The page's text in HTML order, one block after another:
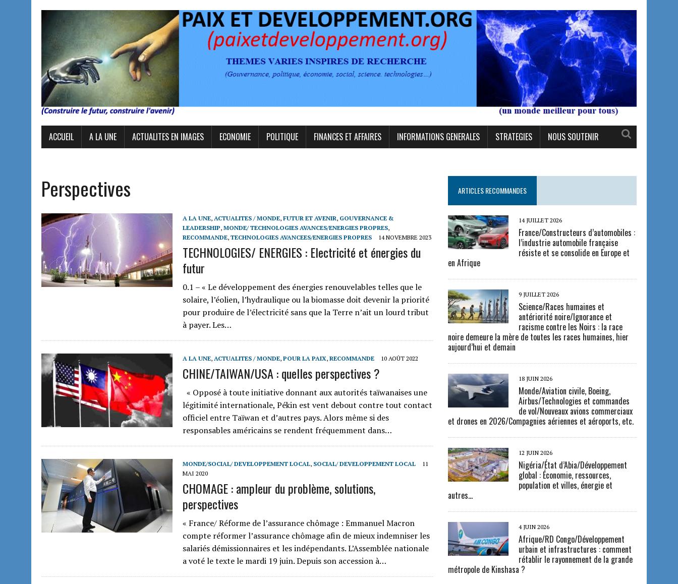
ACCUEIL A LA UNE ACTUALITES EN IMAGES ECONOMIE POLITIQUE FINANCES ET AFFAIRES INFORMATIONS GENERALES STRATEGIES NOUS SOUTENIR
Perspectives
A LA UNE, ACTUALITES / MONDE, FUTUR ET AVENIR, GOUVERNANCE &
LEADERSHIP, MONDE/ TECHNOLOGIES AVANCES/ENERGIES PROPRES,
RECOMMANDE, TECHNOLOGIES AVANCEES/ENERGIES PROPRES 14 NOVEMBRE 2023
TECHNOLOGIES/ ENERGIES : Electricité et énergies du
futur
0.1 – « Le développement des énergies renouvelables telles que le
solaire, l’éolien, l’hydraulique ou la biomasse doit devenir la priorité
pour produire de l’électricité sans que la Terre n’ait un lourd tribut
à payer. Les…
A LA UNE, ACTUALITES / MONDE, POUR LA PAIX, RECOMMANDE 10 AOÛT 2022
CHINE/TAIWAN/USA : quelles perspectives ?
« Opposé à toute initiative donnant aux autorités taïwanaises une
légitimité internationale, Pékin est vent debout contre tout contact
officiel entre Taïwan et d’autres pays. Alors même si des
responsables américains se rendent fréquemment dans…
MONDE/SOCIAL/ DEVELOPPEMENT LOCAL, SOCIAL/ DEVELOPPEMENT LOCAL
11
MAI 2020
CHOMAGE : ampleur du problème, solutions,
perspectives
« France/ Réforme de l’assurance chômage : Emmanuel Macron
compte réformer l’assurance chômage afin de mieux indemniser les
salariés démissionnaires et les indépendants. L’Assemblée nationale
a voté le texte le mardi 19 juin. Depuis son accession à…
ARTICLES RECOMMANDES
14 JUILLET 2026
France/Constructeurs d’automobiles :
l’industrie automobile française
résiste et se consolide en Europe et
en Afrique
9 JUILLET 2026
Science/Races humaines et
antériorité noire/Ignorance et
racisme contre les Noirs : la race
noire demeure la mère de toutes les races humaines, hier
aujourd’hui et demain
18 JUIN 2026
Monde/Aviation civile, Boeing,
Airbus/Technologies et commandes
de vol/Nouveaux avions commerciaux
et drones en 2026/Compagnies aériennes et aéroports, etc.
12 JUIN 2026
Nigéria/État d’Abia/Développement
global : Économie, ressources,
population et villes, énergie et
autres…
4 JUIN 2026
Afrique/RD Congo/Développement
urbain et infrastructures : comment
rétablir le rayonnement de la grande
métropole de Kinshasa ?